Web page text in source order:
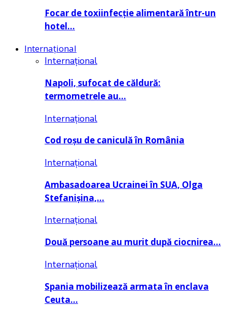
Focar de toxiinfecție alimentară într-un
hotel…
Internațional
Internațional
Napoli, sufocat de căldură:
termometrele au…
Internațional
Cod roșu de caniculă în România
Internațional
Ambasadoarea Ucrainei în SUA, Olga
Stefanișina,…
Internațional
Două persoane au murit după ciocnirea…
Internațional
Spania mobilizează armata în enclava
Ceuta…